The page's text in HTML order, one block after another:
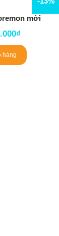
mới
₫
hàng